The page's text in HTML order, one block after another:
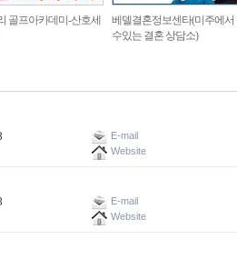
골프아카데미-산호세
베델결혼정보센타(미주에서
수있는 결혼 상담소)
E-mail
Website
E-mail
Website